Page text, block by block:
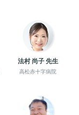
法村 尚子 先生
高松赤十字病院